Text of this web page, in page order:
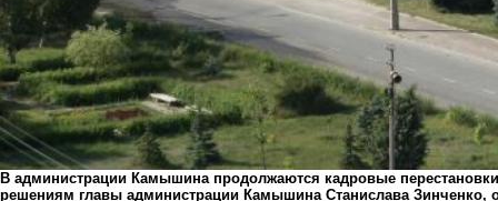
В администрации Камышина продолжаются кадровые
решениям главы администрации Камышина Станислава Зинченко,